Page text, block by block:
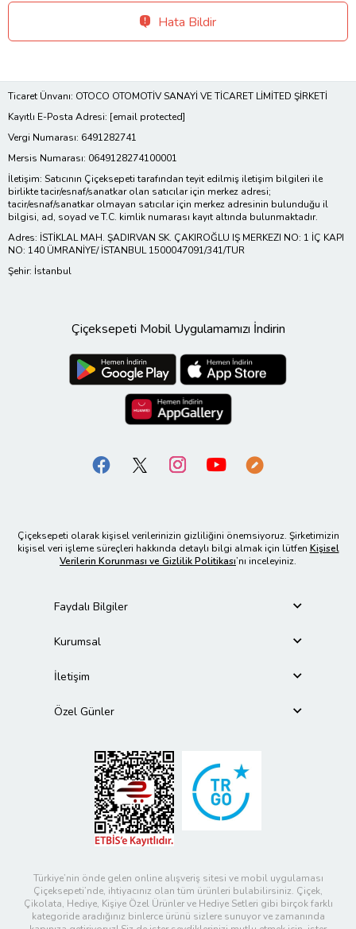
Hata Bildir
Ticaret Ünvanı: OTOCO OTOMOTİV SANAYİ VE TİCARET LİMİTED ŞİRKETİ
Kayıtlı E-Posta Adresi: [email protected]
Vergi Numarası: 6491282741
Mersis Numarası: 0649128274100001
İletişim: Satıcının Çiçeksepeti tarafından teyit edilmiş iletişim bilgileri ile
birlikte tacir/esnaf/sanatkar olan satıcılar için merkez adresi;
tacir/esnaf/sanatkar olmayan satıcılar için merkez adresinin bulunduğu il
bilgisi, ad, soyad ve T.C. kimlik numarası kayıt altında bulunmaktadır.
Adres: İSTİKLAL MAH. ŞADIRVAN SK. ÇAKIROĞLU IŞ MERKEZI NO: 1 İÇ KAPI
NO: 140 ÜMRANİYE/ İSTANBUL 1500047091/341/TUR
Şehir: İstanbul
Çiçeksepeti Mobil Uygulamamızı İndirin
Çiçeksepeti olarak kişisel verilerinizin gizliliğini önemsiyoruz. Şirketimizin
kişisel veri işleme süreçleri hakkında detaylı bilgi almak için lütfen Kişisel
Verilerin Korunması ve Gizlilik Politikası’nı inceleyiniz.
Faydalı Bilgiler
Kurumsal
İletişim
Özel Günler
Türkiye’nin önde gelen online alışveriş sitesi ve mobil uygulaması
Çiçeksepeti’nde, ihtiyacınız olan tüm ürünleri bulabilirsiniz. Çiçek,
Çikolata, Hediye, Kişiye Özel Ürünler ve Hediye Setleri gibi birçok farklı
kategoride aradığınız binlerce ürünü sizlere sunuyor ve zamanında